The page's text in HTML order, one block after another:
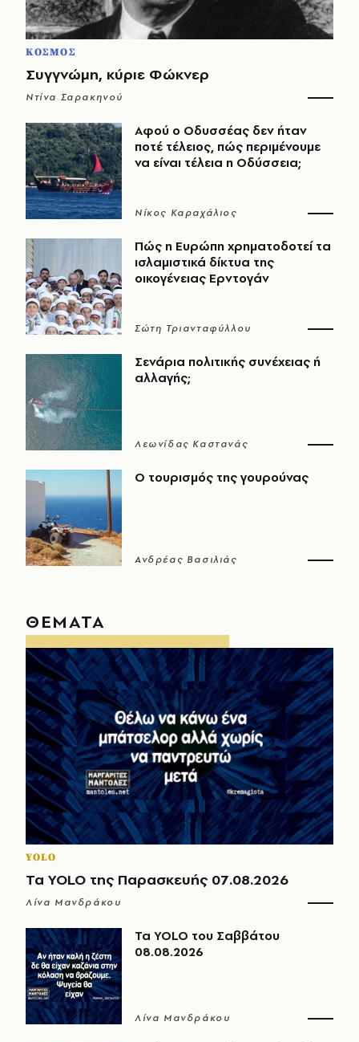
ΚΟΣΜΟΣ
Συγγνώμη, κύριε Φώκνερ
Ντίνα Σαρακηνού
Αφού ο Οδυσσέας δεν ήταν
ποτέ τέλειος, πώς περιμένουμε
να είναι τέλεια η Οδύσσεια;
Νίκος Καραχάλιος
Πώς η Ευρώπη χρηματοδοτεί τα
ισλαμιστικά δίκτυα της
οικογένειας Ερντογάν
Σώτη Τριανταφύλλου
Σενάρια πολιτικής συνέχειας ή
αλλαγής;
Λεωνίδας Καστανάς
Ο τουρισμός της γουρούνας
Ανδρέας Βασιλιάς
ΘΕΜΑΤΑ
YOLO
Τα YOLO της Παρασκευής 07.08.2026
Λίνα Μανδράκου
Τα YOLO του Σαββάτου
08.08.2026
Λίνα Μανδράκου